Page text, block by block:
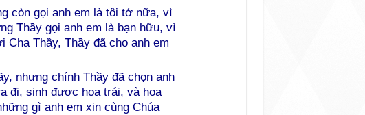
còn gọi anh em là tôi tớ nữa, vì
Thầy gọi anh em là bạn hữu, vì
Thầy, Thầy đã cho anh em
nhưng chính Thầy đã chọn anh
đi, sinh được hoa trái, và hoa
gì anh em xin cùng Chúa